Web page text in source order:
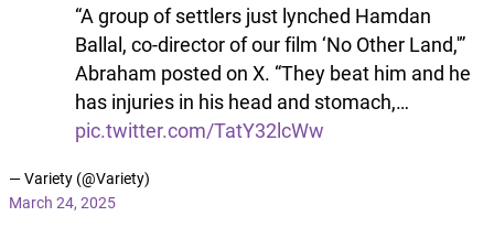
“A group of settlers just lynched Hamdan
Ballal, co-director of our film ‘No Other Land,'”
Abraham posted on X. “They beat him and he
has injuries in his head and stomach,…
pic.twitter.com/TatY32lcWw
— Variety (@Variety)
March 24, 2025